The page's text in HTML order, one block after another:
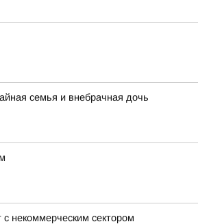
семья и внебрачная дочь
некоммерческим сектором